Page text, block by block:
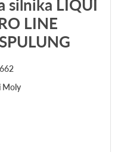
silnika LIQUI
LINE
Moly